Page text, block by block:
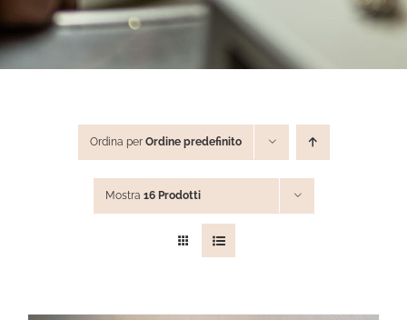
STEVE ANGELI
EXPERIENCE
BLOG
Ordina per Ordine predefinito
Mostra 16 Prodotti